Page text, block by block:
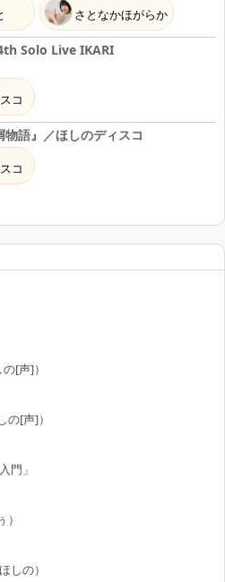
あさんといっしょ』
(ほしのデ
あさんといっしょ 』
あさんといっしょ』
(ほしのデ
さとなかほがらか
Solo Live IKARI
コ
語』／ほしのディスコ
コ
[声]）
の[声]）
門」
しの）